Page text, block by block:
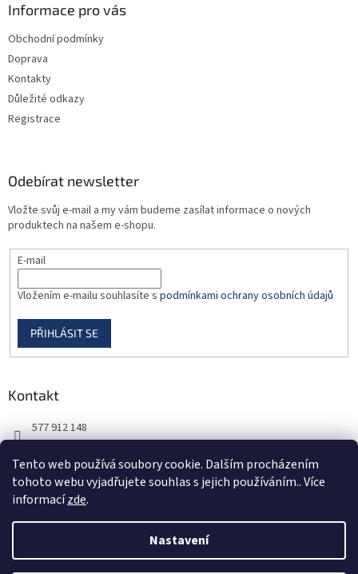
Tento web používá soubory cookie. Dalším procházením
tohoto webu vyjadřujete souhlas s jejich používáním.. Více
informacízde.
Nastavení
Informace pro vás
Obchodní podmínky
Doprava
Kontakty
Důležité odkazy
Registrace
Odebírat newsletter
Vložte svůj e-mail a my vám budeme zasílat informace o nových
produktech na našem e-shopu.
E-mail
Vložením e-mailu souhlasíte s podmínkami ochrany osobních údajů
PŘIHLÁSIT SE
Kontakt
577 912 148
Vytvořil Shoptet